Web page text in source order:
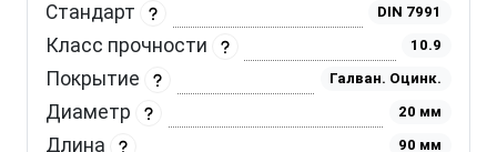
Стандарт DIN 7991
Класс прочности 10.9
Покрытие Галван. Оцинк.
Диаметр 20 мм
Длина 90 мм